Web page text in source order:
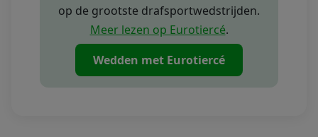
op de grootste drafsportwedstrijden.
Meer lezen op Eurotiercé.
Wedden met Eurotiercé